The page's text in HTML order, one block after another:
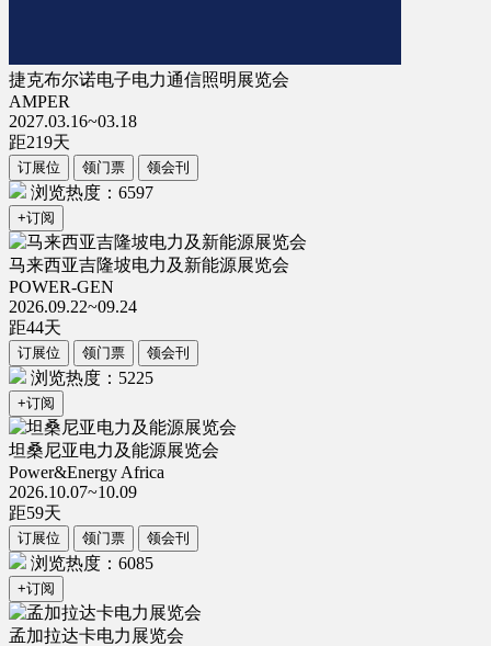
捷克布尔诺电子电力通信照明展览会
AMPER
2027.03.16~03.18
距219天
订展位 领门票 领会刊
浏览热度：6597
+订阅
马来西亚吉隆坡电力及新能源展览会
POWER-GEN
2026.09.22~09.24
距44天
订展位 领门票 领会刊
浏览热度：5225
+订阅
坦桑尼亚电力及能源展览会
Power&Energy Africa
2026.10.07~10.09
距59天
订展位 领门票 领会刊
浏览热度：6085
+订阅
孟加拉达卡电力展览会